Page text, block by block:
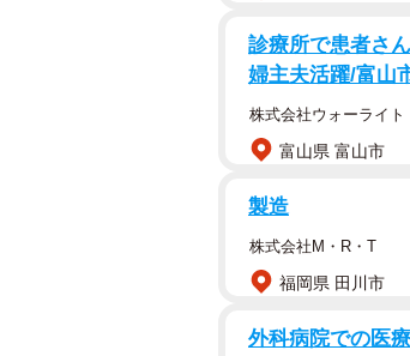
診療所で患者さ
婦主夫活躍/富山
株式会社ウォーライト
富山県 富山市
製造
株式会社M・R・T
福岡県 田川市
外科病院での医